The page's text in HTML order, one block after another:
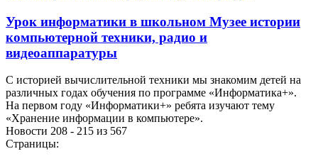
Урок информатики в школьном Музее истории
компьютерной техники, радио и
видеоаппаратуры
С историей вычислительной техники мы знакомим детей на
различных годах обучения по программе «Информатика+».
На первом году «Информатики+» ребята изучают тему
«Хранение информации в компьютере».
Новости 208 - 215 из 567
Страницы: